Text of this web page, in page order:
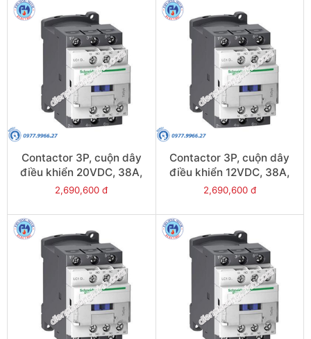
Contactor 3P, cuộn dây
điều khiển 20VDC, 38A,
1N/O, 1N/C - Model
2,690,600 đ
Contactor 3P, cuộn dây
điều khiển 12VDC, 38A,
1N/O, 1N/C - Model
2,690,600 đ